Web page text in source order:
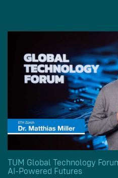
TUM Global Technology
AI-Powered Futures